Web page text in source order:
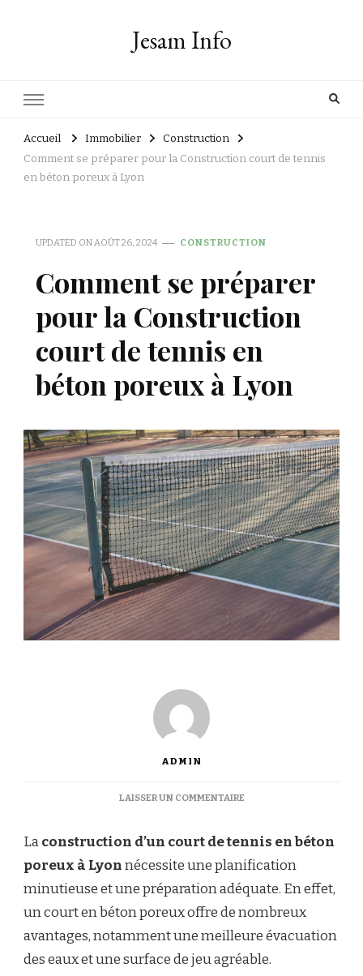
Jesam Info
Accueil Immobilier
Construction
Comment se préparer pour la Construction court de tennis
en béton poreux à Lyon
UPDATED ONAOÛT 26, 2024 CONSTRUCTION
Comment se préparer
pour la Construction
court de tennis en
béton poreux à Lyon
ADMIN
LAISSER UN COMMENTAIRESUR
PRÉPARER
POUR
CONSTRUCTION
COURT
DE
TENNIS
EN
BÉTON
Laconstruction d’un court de tennis en béton
poreux à Lyonnécessite une planification
minutieuse et une préparation adéquate. En effet,
un court en béton poreux offre de nombreux
avantages, notamment une meilleure évacuation
des eaux et une surface de jeu agréable.